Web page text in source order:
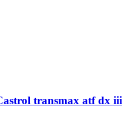
transmax atf dx iii